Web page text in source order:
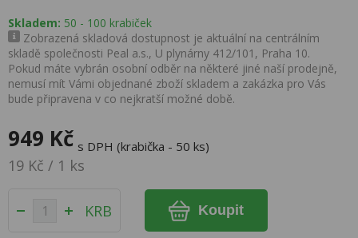
Skladem: 50 - 100 krabiček
Zobrazená skladová dostupnost je aktuální na centrálním
skladě společnosti Peal a.s., U plynárny 412/101, Praha 10.
Pokud máte vybrán osobní odběr na některé jiné naší prodejně,
nemusí mít Vámi objednané zboží skladem a zakázka pro Vás
bude připravena v co nejkratší možné době.
949 Kč s DPH (krabička - 50 ks)
19 Kč / 1 ks
KRB Koupit